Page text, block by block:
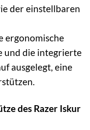
der einstellbaren
ergonomische
und die integrierte
ausgelegt, eine
des Razer Iskur